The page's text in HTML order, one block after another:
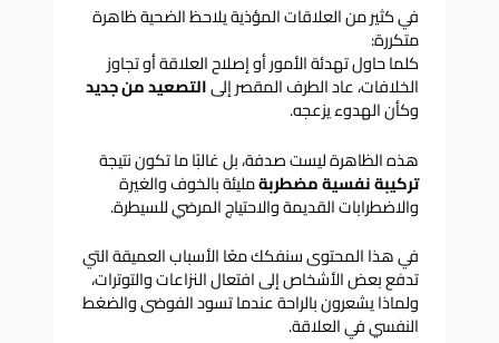
في كثير من العلاقات المؤذية يلاحظ الضحية ظاهرة
متكررة:
كلما حاول تهدئة الأمور أو إصلاح العلاقة أو تجاوز
الخلافات، عاد الطرف المقصر إلىالتصعيد من جديد
وكأن الهدوء يزعجه.
هذه الظاهرة ليست صدفة، بل غالبًا ما تكون نتيجة
تركيبة نفسية مضطربةمليئة بالخوف والغيرة
والاضطرابات القديمة والاحتياج المرضي للسيطرة.
في هذا المحتوى سنفكك معًا الأسباب العميقة التي
تدفع بعض الأشخاص إلى افتعال النزاعات والتوترات،
ولماذا يشعرون بالراحة عندما تسود الفوضى والضغط
النفسي في العلاقة.